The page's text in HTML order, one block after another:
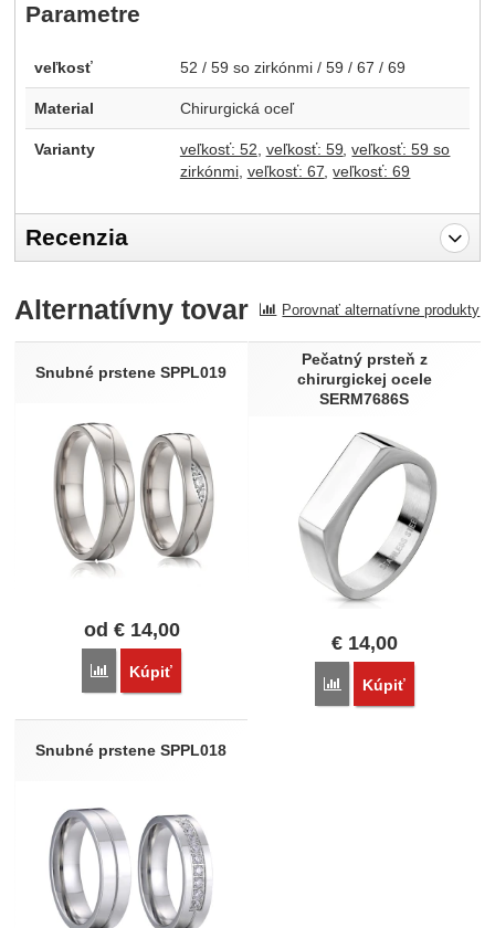
Parametre
veľkosť 52 / 59 so zirkónmi / 59 / 67 / 69
Material Chirurgická oceľ
Varianty veľkosť: 52 veľkosť: 59 veľkosť: 59 so
zirkónmi veľkosť: 67 veľkosť: 69
Recenzia
Recenzia
Nebola pridaná žiadna recenzia.
Alternatívny tovar Porovnať alternatívne produkty
Snubné prstene SPPL019
od €14,00
Porovnať
Kúpiť
Pečatný prsteň z
chirurgickej ocele
SERM7686S
€14,00
Porovnať
Kúpiť
Snubné prstene SPPL018